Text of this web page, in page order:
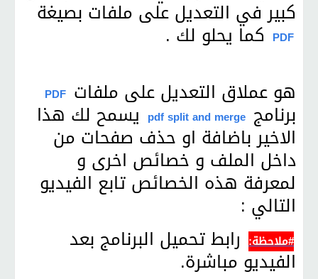
كبير في التعديل على ملفات بصيغة
PDF كما يحلو لك .
هو عملاق التعديل على ملفات PDF
برنامج pdf split and merge يسمح لك هذا
الاخير باضافة او حذف صفحات من
داخل الملف و خصائص اخرى و
لمعرفة هذه الخصائص تابع الفيديو
التالي :
#ملاحظة: رابط تحميل البرنامج بعد
الفيديو مباشرة.